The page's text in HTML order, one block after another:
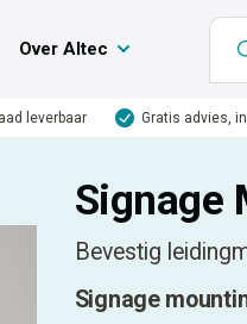
Over Altec
leverbaar Gratis advies,
Signage
Bevestig
Signage